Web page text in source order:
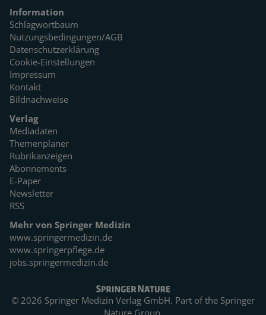
Information
Schlagwortbaum
Nutzungsbedingungen/AGB
Datenschutzerklärung
Cookie-Einstellungen
Impressum
Kontakt
Bildnachweise
Verlag
Mediadaten
Themenplaner
Rubrikanzeigen
Abonnements
E-Paper
Newsletter
RSS
Mehr von Springer Medizin
www.springermedizin.de
www.springerpflege.de
jobs.springermedizin.de
© 2026 Springer Medizin Verlag GmbH. Part of the Springer